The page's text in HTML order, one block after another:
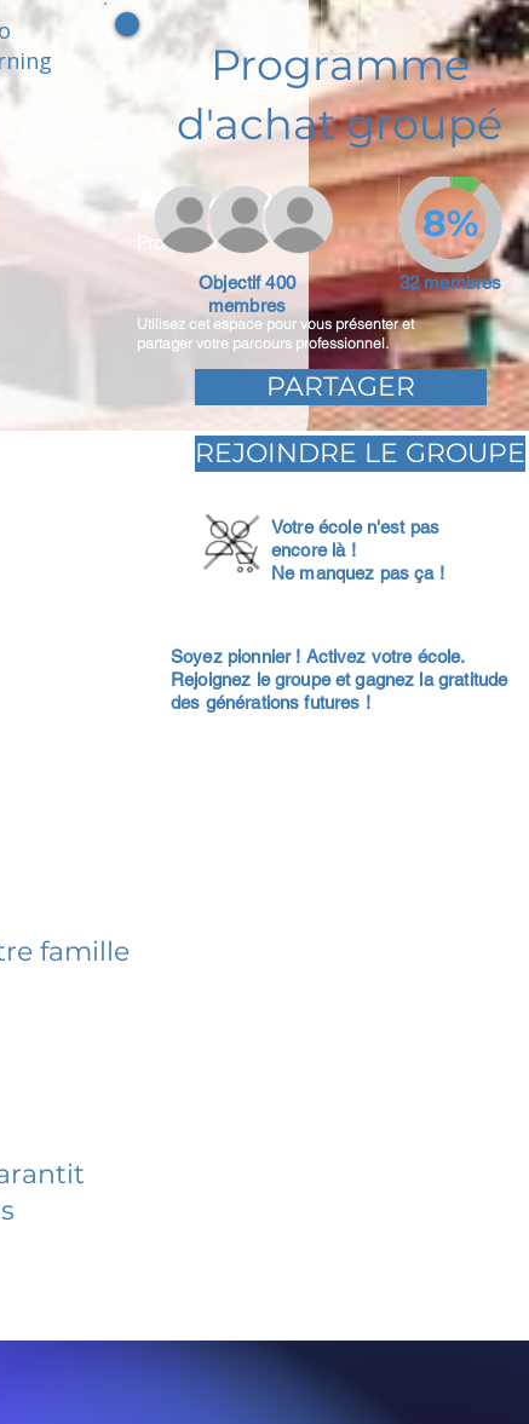
Adam Caar
Promoteur
Utilisez cet espace pour vous présenter et
partager votre parcours professionnel.
Programme
d'achat groupé
Objectif 400
membres
32 membres
8%
PARTAGER
REJOINDRE LE GROUPE
Votre école n'est pas
encore là !
Ne manquez pas ça !
Soyez pionnier ! Activez votre école.
Rejoignez le groupe et gagnez la gratitude
des générations futures !
famille